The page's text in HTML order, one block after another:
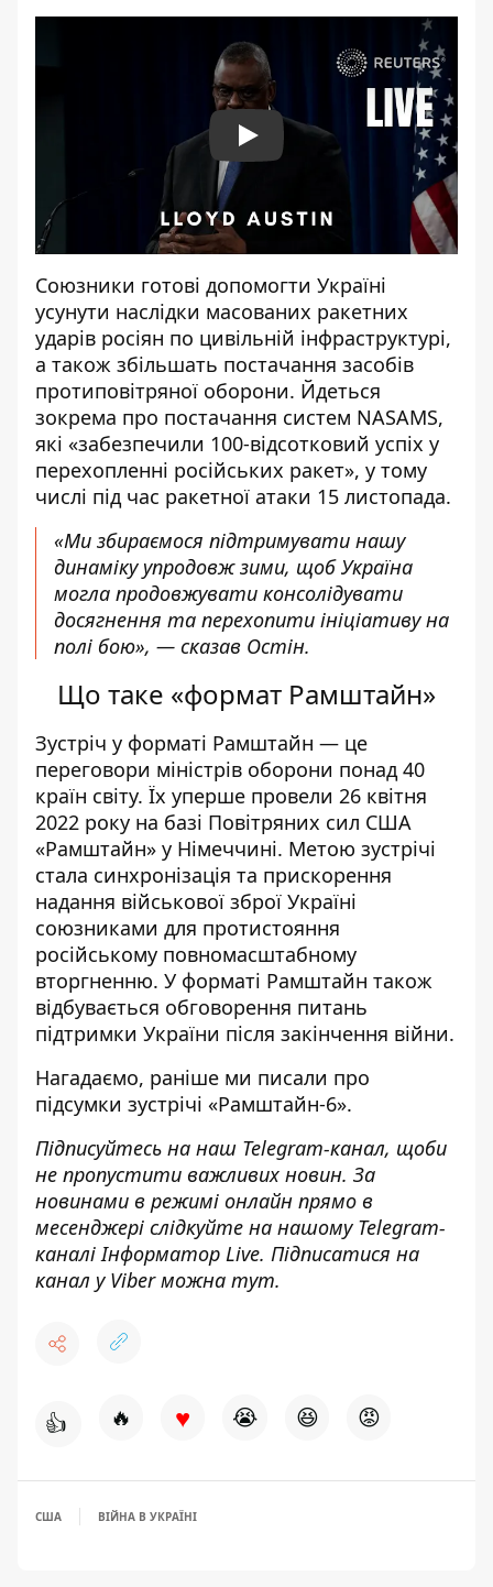
Play
Союзники готові допомогти Україні
усунути наслідки масованих ракетних
ударів росіян по цивільній інфраструктурі,
а також збільшать постачання засобів
протиповітряної оборони. Йдеться
зокрема про постачання систем NASAMS,
які «забезпечили 100-відсотковий успіх у
перехопленні російських ракет», у тому
числі під час ракетної атаки 15 листопада.
«Ми збираємося підтримувати нашу
динаміку упродовж зими, щоб Україна
могла продовжувати консолідувати
досягнення та перехопити ініціативу на
полі бою», — сказав Остін.
Що таке «формат Рамштайн»
Зустріч у форматі Рамштайн — це
переговори міністрів оборони понад 40
країн світу. Їх уперше провели 26 квітня
2022 року на базі Повітряних сил США
«Рамштайн» у Німеччині. Метою зустрічі
стала синхронізація та прискорення
надання військової зброї Україні
союзниками для протистояння
російському повномасштабному
вторгненню. У форматі Рамштайн також
відбувається обговорення питань
підтримки України після закінчення війни.
Нагадаємо, раніше ми писали про
підсумки зустрічі «Рамштайн-6».
Підписуйтесь на наш Telegram-канал, щоби
не пропустити важливих новин. За
новинами в режимі онлайн прямо в
месенджері слідкуйте на нашому Telegram-
каналіІнформатор Live. Підписатися на
канал у Viber можна тут.
👍 🔥 ♥ 😭 😆 😡
США ВІЙНА В УКРАЇНІ